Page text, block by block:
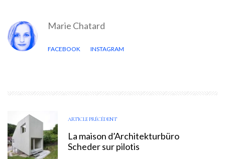
Marie Chatard
FACEBOOK INSTAGRAM
ARTICLE PRÉCÉDENT
La maison d’Architekturbüro
Scheder sur pilotis